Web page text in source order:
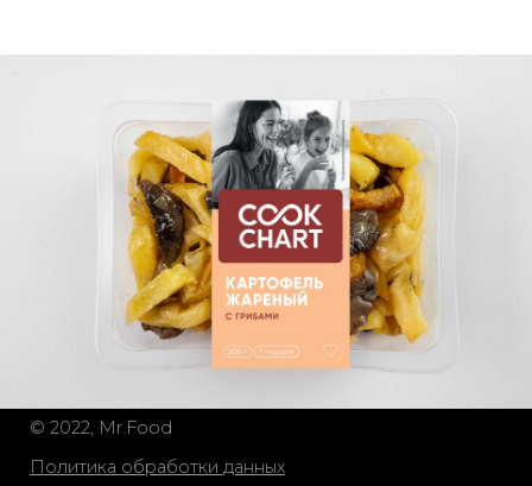
© 2022, Mr.Food
Политика обработки данных